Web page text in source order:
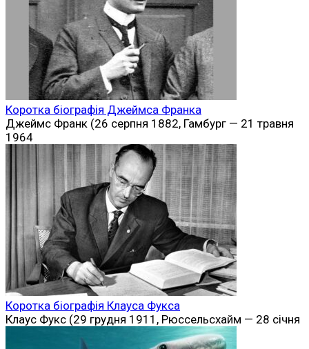
Коротка біографія Джеймса Франка
Джеймс Франк (26 серпня 1882, Гамбург — 21 травня
1964
Коротка біографія Клауса Фукса
Клаус Фукс (29 грудня 1911, Рюссельсхайм — 28 січня